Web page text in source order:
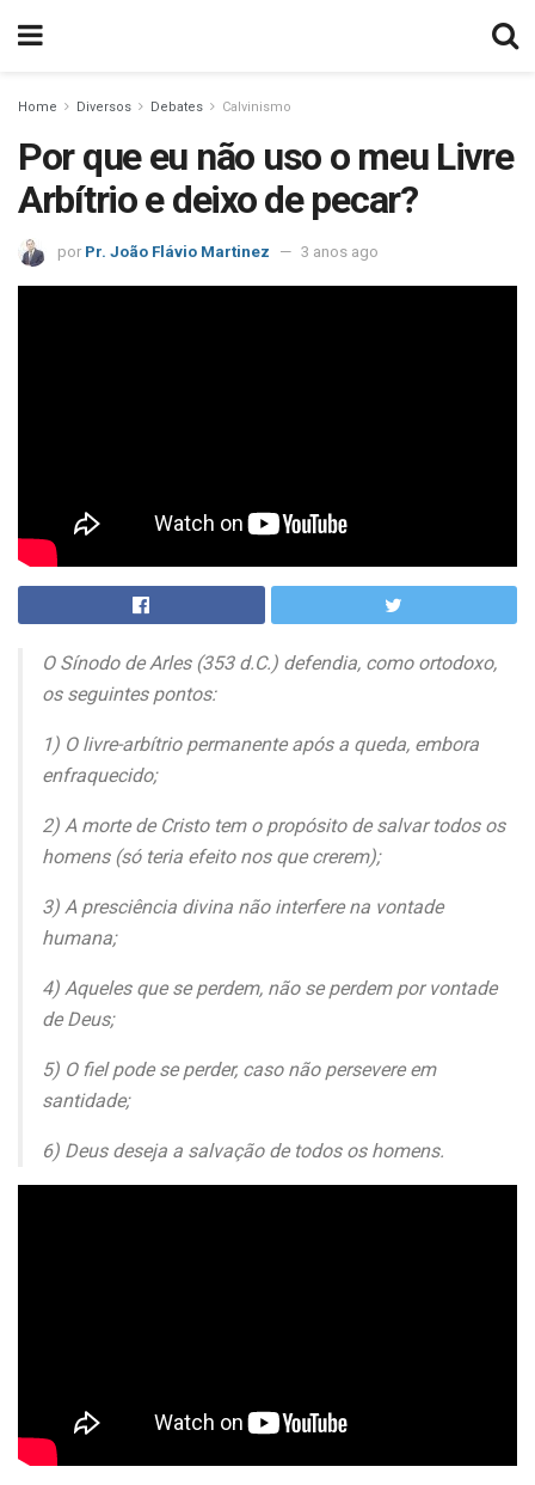
Home Diversos Debates Calvinismo
Por que eu não uso o meu Livre
Arbítrio e deixo de pecar?
por Pr. João Flávio Martinez 3 anos ago
O Sínodo de Arles (353 d.C.) defendia, como ortodoxo,
os seguintes pontos:
1) O livre-arbítrio permanente após a queda, embora
enfraquecido;
2) A morte de Cristo tem o propósito de salvar todos os
homens (só teria efeito nos que crerem);
3) A presciência divina não interfere na vontade
humana;
4) Aqueles que se perdem, não se perdem por vontade
de Deus;
5) O fiel pode se perder, caso não persevere em
santidade;
6) Deus deseja a salvação de todos os homens.